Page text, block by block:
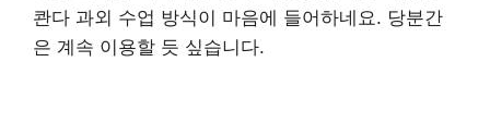
콴다 과외 수업 방식이 마음에 들어하네요. 당분간
은 계속 이용할 듯 싶습니다.